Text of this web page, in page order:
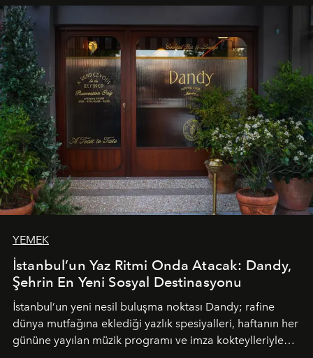
tematik gastronomi geceleri misafirlerle buluşuyor.
Paylaşıma, lezzete ve müziğe odaklanan bu özel
akşamlar, YAZ’ın sade lüks anlayışını gün batımından
geceye taşıyarak her hafta farklı bir deneyim sunuyor.
YEMEK
İstanbul’un Yaz Ritmi Onda Atacak: Dandy,
Şehrin En Yeni Sosyal Destinasyonu
İstanbul’un yeni nesil buluşma noktası Dandy; rafine
dünya mutfağına eklediği yazlık spesiyalleri, haftanın her
gününe yayılan müzik programı ve imza kokteylleriyle